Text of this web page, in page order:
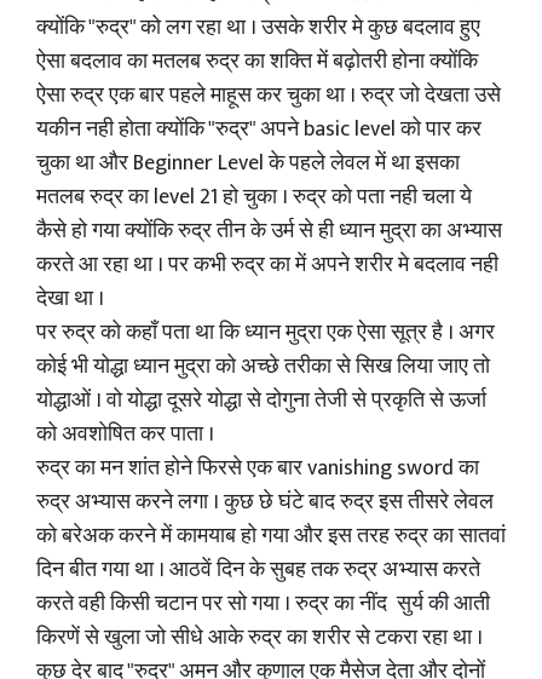
क्योंकि "रुद्र" को लग रहा था । उसके शरीर मे कुछ बदलाव हुए
ऐसा बदलाव का मतलब रुद्र का शक्ति में बढ़ोतरी होना क्योंकि
ऐसा रुद्र एक बार पहले माहूस कर चुका था । रुद्र जो देखता उसे
यकीन नही होता क्योंकि "रुद्र" अपने basic level को पार कर
चुका था और Beginner Level के पहले लेवल में था इसका
मतलब रुद्र का level 21 हो चुका । रुद्र को पता नही चला ये
कैसे हो गया क्योंकि रुद्र तीन के उर्म से ही ध्यान मुद्रा का अभ्यास
करते आ रहा था । पर कभी रुद्र का में अपने शरीर मे बदलाव नही
देखा था ।
पर रुद्र को कहाँ पता था कि ध्यान मुद्रा एक ऐसा सूत्र है । अगर
कोई भी योद्धा ध्यान मुद्रा को अच्छे तरीका से सिख लिया जाए तो
योद्धाओं । वो योद्धा दूसरे योद्धा से दोगुना तेजी से प्रकृति से ऊर्जा
को अवशोषित कर पाता ।
रुद्र का मन शांत होने फिरसे एक बार vanishing sword का
रुद्र अभ्यास करने लगा । कुछ छे घंटे बाद रुद्र इस तीसरे लेवल
को बरेअक करने में कामयाब हो गया और इस तरह रुद्र का सातवां
दिन बीत गया था । आठवें दिन के सुबह तक रुद्र अभ्यास करते
करते वही किसी चटान पर सो गया । रुद्र का नींद सुर्य की आती
किरणें से खुला जो सीधे आके रुद्र का शरीर से टकरा रहा था ।
कुछ देर बाद "रुद्र" अमन और कुणाल एक मैसेज देता और दोनों